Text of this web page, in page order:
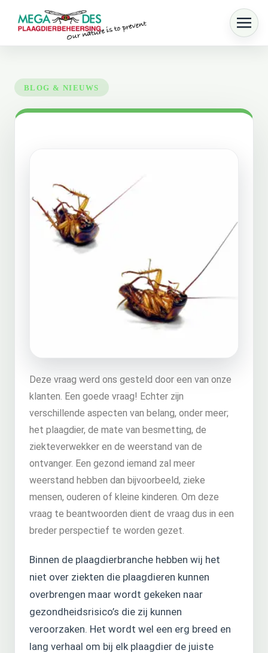
Skip to main content
Deze vraag werd ons gesteld door een van onze
klanten. Een goede vraag! Echter zijn
verschillende aspecten van belang, onder meer;
het plaagdier, de mate van besmetting, de
ziekteverwekker en de weerstand van de
ontvanger. Een gezond iemand zal meer
weerstand hebben dan bijvoorbeeld, zieke
mensen, ouderen of kleine kinderen. Om deze
vraag te beantwoorden dient de vraag dus in een
breder perspectief te worden gezet.
Binnen de plaagdierbranche hebben wij het
niet over ziekten die plaagdieren kunnen
overbrengen maar wordt gekeken naar
gezondheidsrisico’s die zij kunnen
veroorzaken. Het wordt wel een erg breed en
lang verhaal om bij elk plaagdier de juiste